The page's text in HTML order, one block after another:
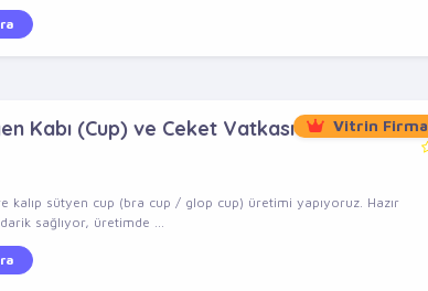
Vitrin Firma
Kabı (Cup) ve Ceket Vatkası
kalıp sütyen cup (bra cup / glop cup) üretimi yapıyoruz. Hazır
sağlıyor, üretimde ...